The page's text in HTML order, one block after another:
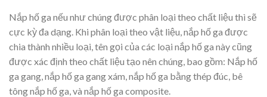
Nắp hố ga nếu như chúng được phân loại theo chất liệu thì sẽ
cực kỳ đa dạng. Khi phân loại theo vật liệu, nắp hố ga được
chia thành nhiều loại, tên gọi của các loại nắp hố ga này cũng
được xác định theo chất liệu tạo nên chúng, bao gồm: Nắp hố
ga gang, nắp hố ga gang xám, nắp hố ga bằng thép đúc, bê
tông nắp hố ga, và nắp hố ga composite.